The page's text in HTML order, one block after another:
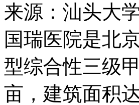
来源：汕头大
国瑞医院是北
型综合性三级
亩，建筑面积